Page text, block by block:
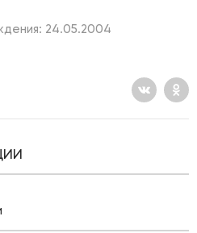
24.05.2004